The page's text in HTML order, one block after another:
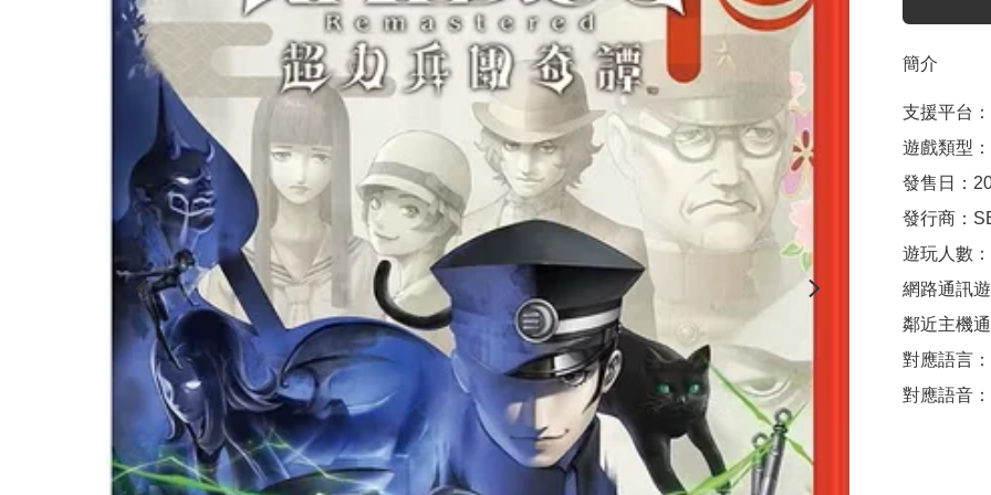
簡介
支援平台
遊戲類型
發售日：
發行商：
遊玩人數
網路通訊
鄰近主機
對應語言
對應語音